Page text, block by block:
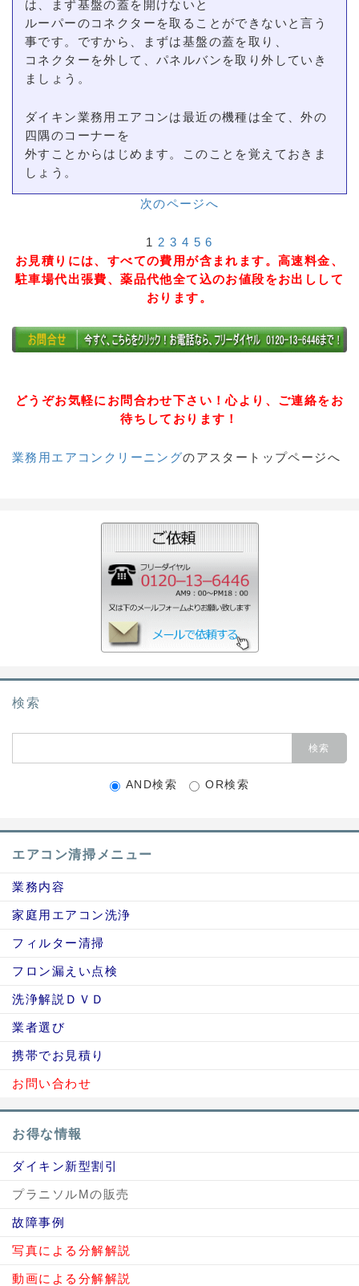
は、まず基盤の蓋を開けないと
ルーパーのコネクターを取ることができないと言う
事です。ですから、まずは基盤の蓋を取り、
コネクターを外して、パネルバンを取り外していき
ましょう。
ダイキン業務用エアコンは最近の機種は全て、外の
四隅のコーナーを
外すことからはじめます。このことを覚えておきま
しょう。
次のページへ
1 2 3 4 5 6
お見積りには、すべての費用が含まれます。高速料金、
駐車場代出張費、薬品代他全て込のお値段をお出しして
おります。
どうぞお気軽にお問合わせ下さい！心より、ご連絡をお
待ちしております！
業務用エアコンクリーニングのアスタートップページへ
検索
AND検索 OR検索
エアコン清掃メニュー
業務内容
家庭用エアコン洗浄
フィルター清掃
フロン漏えい点検
洗浄解説ＤＶＤ
業者選び
携帯でお見積り
お問い合わせ
お得な情報
ダイキン新型割引
プラニソルMの販売
故障事例
写真による分解解説
動画による分解解説